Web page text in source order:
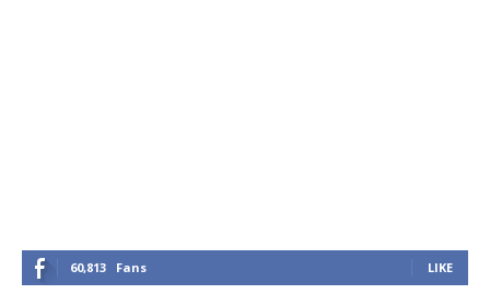
60,813 Fans LIKE